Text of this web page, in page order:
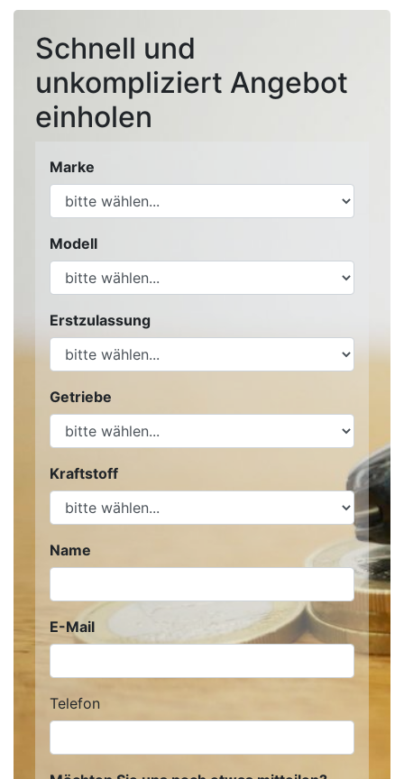
Schnell und
unkompliziert Angebot
einholen
Marke
Modell
Erstzulassung
Getriebe
Kraftstoff
Name
E-Mail
Telefon